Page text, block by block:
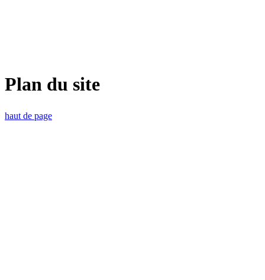
Plan du site
haut de page